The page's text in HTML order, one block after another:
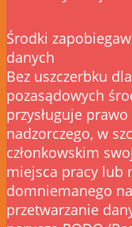
Środki
danych
Bez uszczerbku
pozasądowych
przysługuje
nadzorczego, w
członkowskim
miejsca pracy lub
domniemanego
przetwarzanie